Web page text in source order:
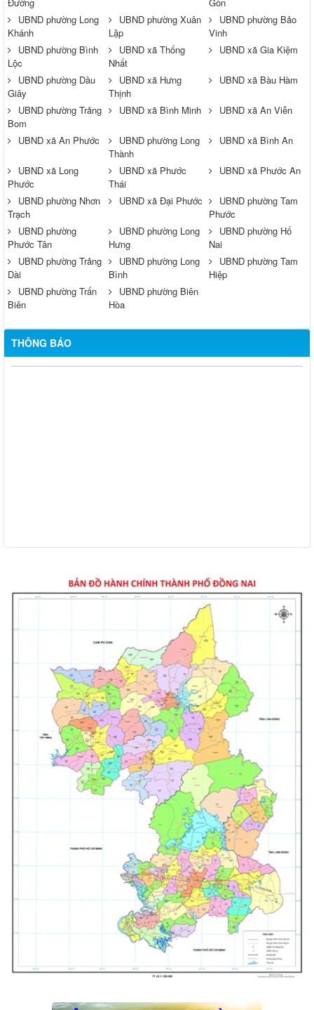
Đường
Gòn
UBND phường Long
Khánh
UBND phường Xuân
Lập
UBND phường Bảo
Vinh
UBND phường Bình
Lộc
UBND xã Thống
Nhất
UBND xã Gia Kiệm
UBND phường Dầu
Giây
UBND xã Hưng
Thịnh
UBND xã Bàu Hàm
UBND phường Trảng
Bom
UBND xã Bình Minh UBND xã An Viễn
UBND xã An Phước
UBND phường Long
Thành
UBND xã Bình An
UBND xã Long
Phước
UBND xã Phước
Thái
UBND xã Phước An
UBND phường Nhơn
Trạch
UBND xã Đại Phước
UBND phường Tam
Phước
UBND phường
Phước Tân
UBND phường Long
Hưng
UBND phường Hố
Nai
UBND phường Trảng
Dài
UBND phường Long
Bình
UBND phường Tam
Hiệp
UBND phường Trấn
Biên
UBND phường Biên
Hòa
THÔNG BÁO
Thông báo về việc tuyển dụng viên chức năm 2026
phường Hố Nai